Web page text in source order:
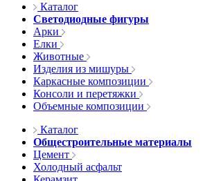
Каталог
Светодиодные фигуры
Арки
Елки
Животные
Изделия из мишуры
Каркасные композиции
Консоли и перетяжки
Объемные композиции
Каталог
Общестроительные материалы
Цемент
Холодный асфальт